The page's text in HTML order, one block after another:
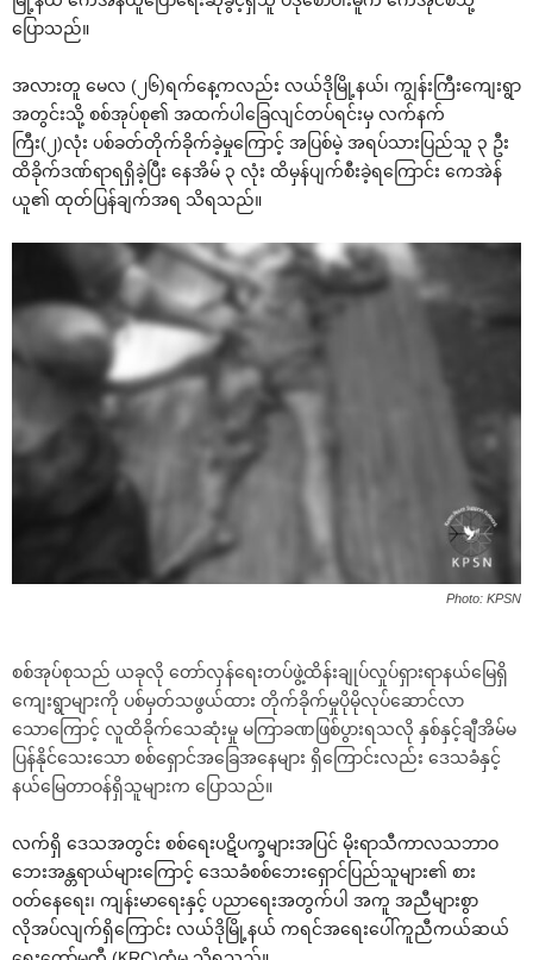
ပြောသည်။
အလားတူ မေလ (၂၆)ရက်နေ့ကလည်း လယ်ဒိုမြို့နယ်၊ ကျွန်းကြီးကျေးရွာ
အတွင်းသို့ စစ်အုပ်စု၏ အထက်ပါခြေလျင်တပ်ရင်းမှ လက်နက်
ကြီး(၂)လုံး ပစ်ခတ်တိုက်ခိုက်ခဲ့မှုကြောင့် အပြစ်မဲ့ အရပ်သားပြည်သူ ၃ ဦး
ထိခိုက်ဒဏ်ရာရရှိခဲ့ပြီး နေအိမ် ၃ လုံး ထိမှန်ပျက်စီးခဲ့ရကြောင်း ကေအဲန်
ယူ၏ ထုတ်ပြန်ချက်အရ သိရသည်။
Photo: KPSN
စစ်အုပ်စုသည် ယခုလို တော်လှန်ရေးတပ်ဖွဲ့ထိန်းချုပ်လှုပ်ရှားရာနယ်မြေရှိ
ကျေးရွာများကို ပစ်မှတ်သဖွယ်ထား တိုက်ခိုက်မှုပိုမိုလုပ်ဆောင်လာ
သောကြောင့် လူထိခိုက်သေဆုံးမှု မကြာခဏဖြစ်ပွားရသလို နှစ်နှင့်ချီအိမ်မ
ပြန်နိုင်သေးသော စစ်ရှောင်အခြေအနေများ ရှိကြောင်းလည်း ဒေသခံနှင့်
နယ်မြေတာဝန်ရှိသူများက ပြောသည်။
လက်ရှိ ဒေသအတွင်း စစ်ရေးပဋိပက္ခများအပြင် မိုးရာသီကာလသဘာဝ
ဘေးအန္တရာယ်များကြောင့် ဒေသခံစစ်ဘေးရှောင်ပြည်သူများ၏ စား
ဝတ်နေရေး၊ ကျန်းမာရေးနှင့် ပညာရေးအတွက်ပါ အကူ အညီများစွာ
လိုအပ်လျက်ရှိကြောင်း လယ်ဒိုမြို့နယ် ကရင်အရေးပေါ်ကူညီကယ်ဆယ်